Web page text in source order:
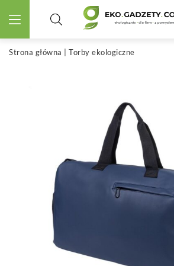
Strona główna Torby ekologiczne